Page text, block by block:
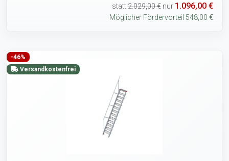
statt2.029,00 € nur 1.096,00 €
Möglicher Fördervorteil 548,00 €
-46%
Versandkostenfrei